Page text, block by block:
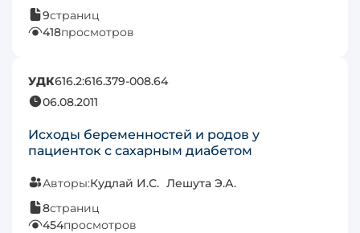
9страниц
418просмотров
УДК616.2:616.379-008.64
06.08.2011
Исходы беременностей и родов у
пациенток с сахарным диабетом
Авторы:Кудлай И.С. Лешута Э.А.
8страниц
454просмотров